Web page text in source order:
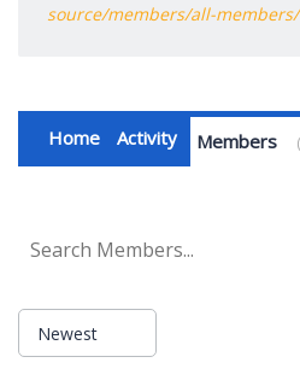
source/members/all-members/
Home Activity Members
Newest